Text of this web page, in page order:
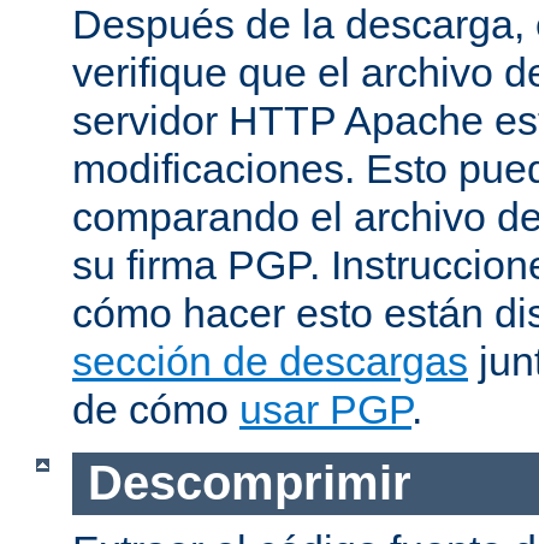
Después de la
verifique que el archivo
servidor HTTP Apache
modificaciones. Esto
comparando el archivo
su firma PGP.
cómo hacer esto están
sección de descargas
de cómo usar PGP.
Descomprimir